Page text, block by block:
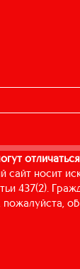
носит
437(2).